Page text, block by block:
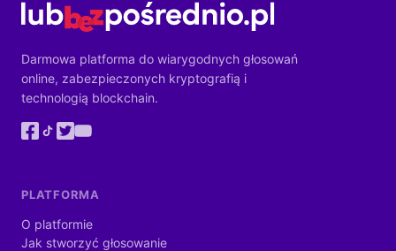
Darmowa platforma do wiarygodnych głosowań
online, zabezpieczonych kryptografią i
technologią blockchain.
PLATFORMA
O platformie
Jak stworzyć głosowanie